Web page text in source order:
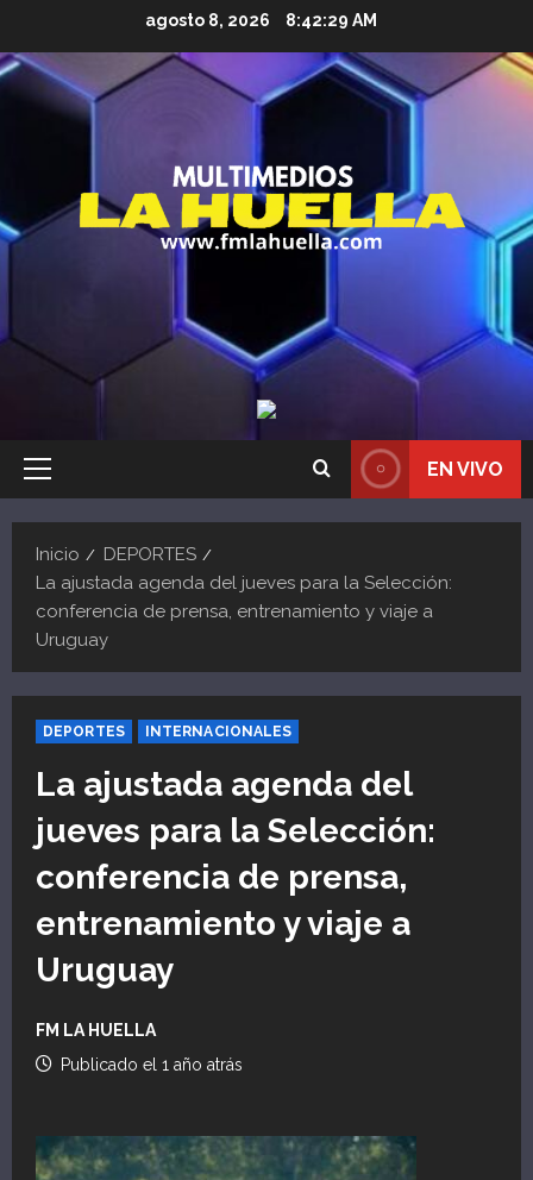
contenido
agosto 8, 2026 8:42:30 AM
Menú
EN VIVO
Inicio
DEPORTES
La ajustada agenda del jueves para la Selección:
conferencia de prensa, entrenamiento y viaje a
Uruguay
DEPORTES INTERNACIONALES
La ajustada agenda del
jueves para la Selección:
conferencia de prensa,
entrenamiento y viaje a
Uruguay
FM LA HUELLA
Publicado el 1 año atrás